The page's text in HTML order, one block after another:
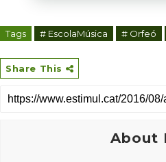
Tags # EscolaMúsica # Orfeó
Share This
About